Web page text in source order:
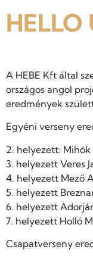
HELLO
A HEBE Kft által
országos angol
eredmények
Egyéni verseny
2. helyezett: Mihók
3. helyezett Veres
4. helyezett Mező
5. helyezett
6. helyezett
7. helyezett Holló
Csapatverseny